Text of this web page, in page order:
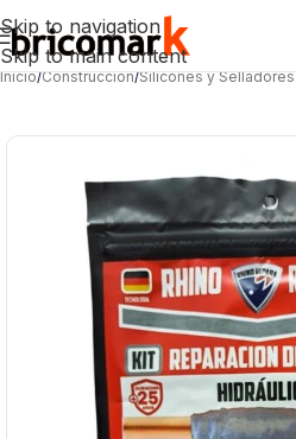
Skip to navigation
Skip to main content
Inicio/Construcción/Silicones y Selladores